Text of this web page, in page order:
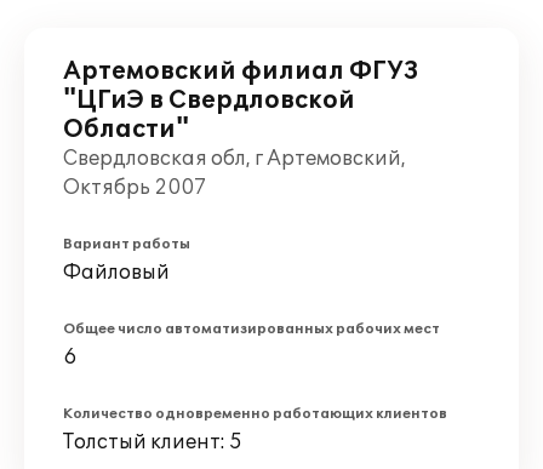
Артемовский филиал ФГУЗ
"ЦГиЭ в Свердловской
Области"
Свердловская обл, г Артемовский,
Октябрь 2007
Вариант работы
Файловый
Общее число автоматизированных рабочих мест
6
Количество одновременно работающих клиентов
Толстый клиент: 5